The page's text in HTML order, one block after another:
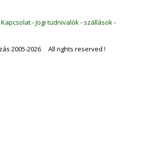
Kapcsolat-Jogi tudnivalók - szállások -
2005-2026 All rights reserved !